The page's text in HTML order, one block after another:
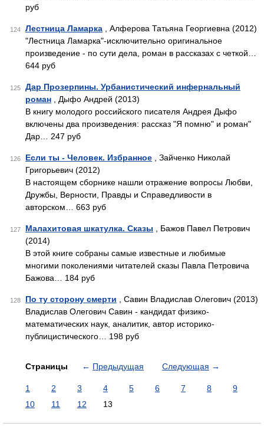
руб
124 Лестница Ламарка , Алферова Татьяна Георгиевна (2012)
"Лестница Ламарка"-исключительно оригинальное
произведение - по сути дела, роман в рассказах с четкой…
644 руб
125
Дар Прозерпины. Урбанистический инфернальный
роман , Дыфо Андрей (2013)
В книгу молодого российского писателя Андрея Дыфо
включены два произведения: рассказ "Я помню" и роман"
Дар… 247 руб
126 Если ты - Человек. Избранное , Зайченко Николай
Григорьевич (2012)
В настоящем сборнике нашли отражение вопросы Любви,
Дружбы, Верности, Правды и Справедливости в
авторском… 663 руб
127 Малахитовая шкатулка. Сказы , Бажов Павел Петрович
(2014)
В этой книге собраны самые известные и любимые
многими поколениями читателей сказы Павла Петровича
Бажова… 184 руб
128 По ту сторону смерти , Савин Владислав Олегович (2013)
Владислав Олегович Савин - кандидат физико-
математических наук, аналитик, автор историко-
публицистического… 198 руб
Страницы ← Предыдущая Следующая →
1 2 3 4 5 6 7 8
9
10
11 12 13